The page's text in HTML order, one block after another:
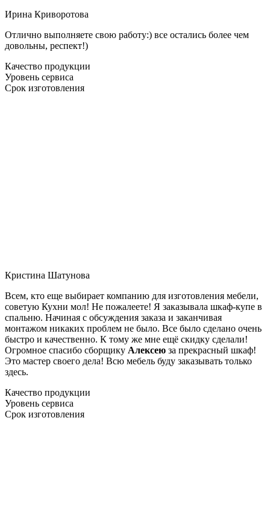
Ирина Криворотова
Отлично выполняете свою работу:) все остались более чем
довольны, респект!)
Качество продукции
Уровень сервиса
Срок изготовления
Кристина Шатунова
Всем, кто еще выбирает компанию для изготовления мебели,
советую Кухни мол! Не пожалеете! Я заказывала шкаф-купе в
спальню. Начиная с обсуждения заказа и заканчивая
монтажом никаких проблем не было. Все было сделано очень
быстро и качественно. К тому же мне ещё скидку сделали!
Огромное спасибо сборщику Алексею за прекрасный шкаф!
Это мастер своего дела! Всю мебель буду заказывать только
здесь.
Качество продукции
Уровень сервиса
Срок изготовления